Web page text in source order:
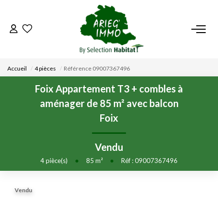
ACCUEIL
NOS BIENS
VENDRE UN BIEN
DÉPOSEZ VOTRE RECHERCHE
NOUS REJOINDRE
Accueil 4 pièces Référence 09007367496
Foix Appartement T3 + combles à
aménager de 85 m² avec balcon
Foix
Vendu
4pièce(s) • 85 m² • Réf : 09007367496
Vendu